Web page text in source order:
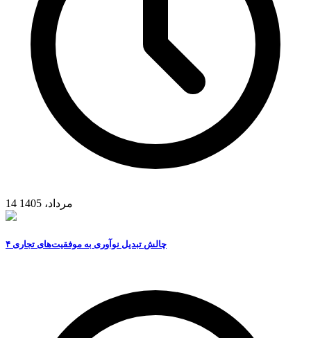
14 مرداد، 1405
۴ چالش تبدیل نوآوری به موفقیت‌های تجاری